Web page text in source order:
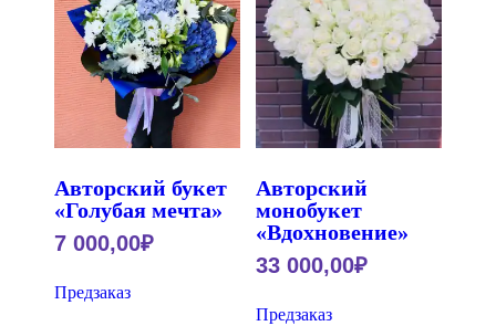
Авторский букет
«Голубая мечта»
7 000,00₽
Предзаказ
Авторский
монобукет
«Вдохновение»
33 000,00₽
Предзаказ